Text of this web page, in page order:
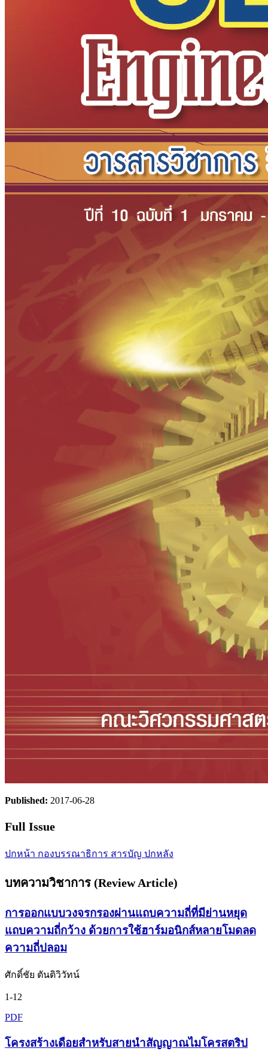
Published: 2017-06-28
Full Issue
ปกหน้า กองบรรณาธิการ สารบัญ ปกหลัง
บทความวิชาการ (Review Article)
การออกแบบวงจรกรองผ่านแถบความถี่ที่มีย่านหยุด
แถบความถี่กว้าง ด้วยการใช้ฮาร์มอนิกส์หลายโมดลด
ความถี่ปลอม
ศักดิ์ชัย ตันติวิวัทน์
1-12
PDF
โครงสร้างเดือยสำหรับสายนำสัญญาณไมโครสตริป